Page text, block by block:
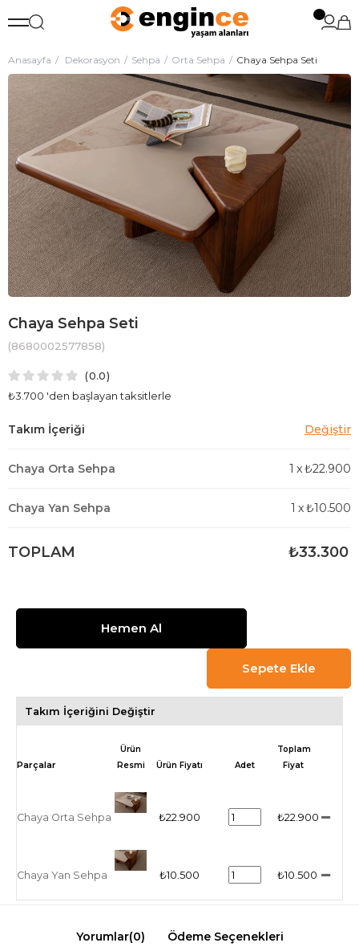
Anasayfa Dekorasyon Sehpa Orta Sehpa Chaya Sehpa Seti
Chaya Sehpa Seti
(8680002577858)
0.0
₺3.700 'den başlayan taksitlerle
Chaya Orta Sehpa 1 x₺22.900
Chaya Yan Sehpa 1 x₺10.500
TOPLAM ₺33.300
Takım İçeriğini Değiştir
Ürün
Resmi
Ürün Fiyatı Adet
Toplam
Fiyat
Chaya Orta Sehpa ₺22.900 ₺22.900
Chaya Yan Sehpa ₺10.500 ₺10.500
Yorumlar(0) Ödeme Seçenekleri